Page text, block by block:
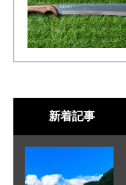
新着記事